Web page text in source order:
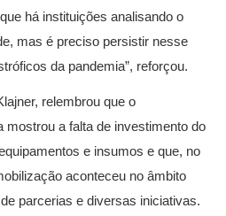
há instituições analisando o
mas é preciso persistir nesse
da pandemia”, reforçou.
relembrou que o
mostrou a falta de investimento do
e insumos e que, no
aconteceu no âmbito
parcerias e diversas iniciativas.